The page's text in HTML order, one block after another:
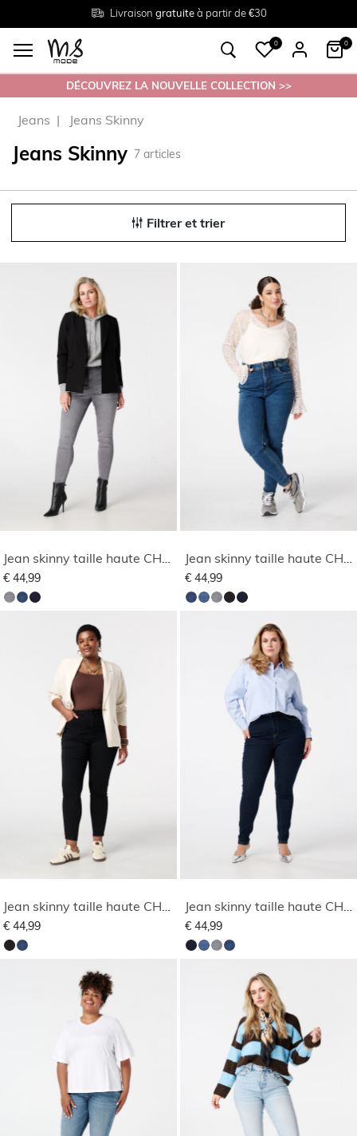
Livraison gratuiteà partir de €30
Tailles du38 au 54
Retourgratuit en magasin
0 0
DÉCOUVREZ LA NOUVELLE COLLECTION >>
Jeans Jeans Skinny
Jeans Skinny 7 articles
Filtrer et trier
€ 44,99 € 44,99
€ 44,99 € 44,99